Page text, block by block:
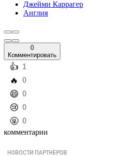
Джейми Каррагер
Англия
0
Комментировать
️👍 1
️🔥 0
️😄 0
️😢 0
️🤬 0
комментарии